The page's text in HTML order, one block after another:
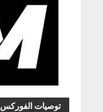
توصيات الفوركس